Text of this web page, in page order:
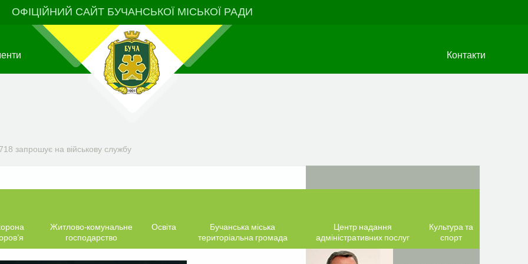
ОФІЦІЙНИЙ САЙТ БУЧАНСЬКОЇ МІСЬКОЇ РАДИ
Контакти
запрошує на військову службу
Житлово-комунальне
господарство
Освіта
Бучанська міська
територіальна громада
Центр надання
адміністративних послуг
Культура та
спорт